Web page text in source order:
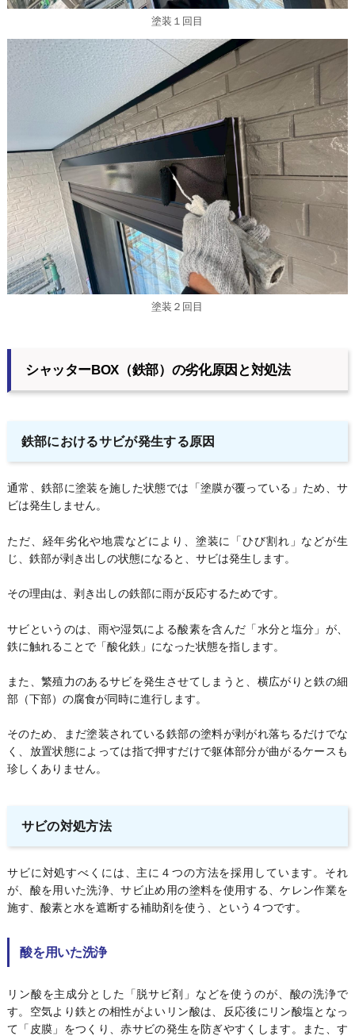
塗装１回目
塗装２回目
シャッターBOX（鉄部）の劣化原因と対処法
鉄部におけるサビが発生する原因
通常、鉄部に塗装を施した状態では「塗膜が覆っている」ため、サ
ビは発生しません。
ただ、経年劣化や地震などにより、塗装に「ひび割れ」などが生
じ、鉄部が剥き出しの状態になると、サビは発生します。
その理由は、剥き出しの鉄部に雨が反応するためです。
サビというのは、雨や湿気による酸素を含んだ「水分と塩分」が、
鉄に触れることで「酸化鉄」になった状態を指します。
また、繁殖力のあるサビを発生させてしまうと、横広がりと鉄の細
部（下部）の腐食が同時に進行します。
そのため、まだ塗装されている鉄部の塗料が剥がれ落ちるだけでな
く、放置状態によっては指で押すだけで躯体部分が曲がるケースも
珍しくありません。
サビの対処方法
サビに対処すべくには、主に４つの方法を採用しています。それ
が、酸を用いた洗浄、サビ止め用の塗料を使用する、ケレン作業を
施す、酸素と水を遮断する補助剤を使う、という４つです。
酸を用いた洗浄
リン酸を主成分とした「脱サビ剤」などを使うのが、酸の洗浄で
す。空気より鉄との相性がよいリン酸は、反応後にリン酸塩となっ
て「皮膜」をつくり、赤サビの発生を防ぎやすくします。また、す